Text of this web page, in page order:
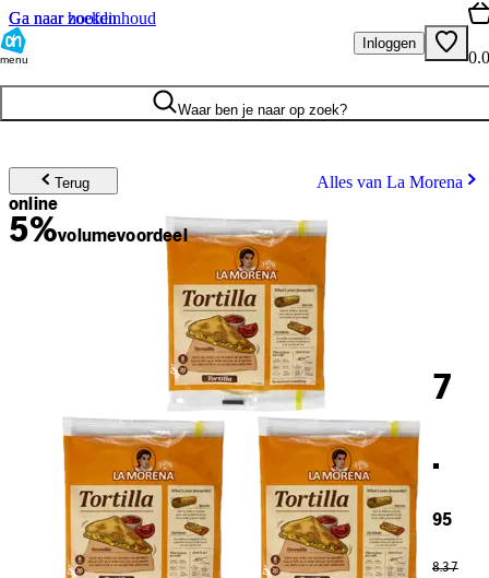
Ga naar hoofdinhoud
Ga naar zoeken
menu
Inloggen
Waar ben je naar op zoek?
Terug Alles van La Morena
online
5%volumevoordeel
7
.
95
8.37